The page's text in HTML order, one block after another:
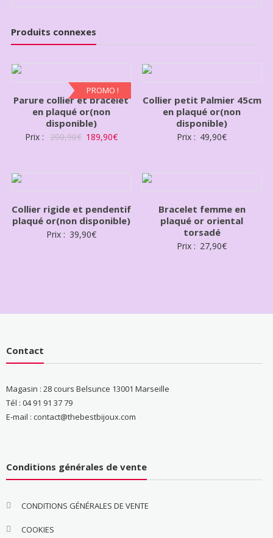
Produits connexes
PROMO !
Parure collier et bracelet
en plaqué or(non
disponible)
Prix : 200,90€ 189,90€
Collier petit Palmier 45cm
en plaqué or(non
disponible)
Prix : 49,90€
Collier rigide et pendentif
plaqué or(non disponible)
Prix : 39,90€
Bracelet femme en
plaqué or oriental
torsadé
Prix : 27,90€
Contact
Magasin : 28 cours Belsunce 13001 Marseille
Tél : 04 91 91 37 79
E-mail : contact@thebestbijoux.com
Conditions générales de vente
CONDITIONS GÉNÉRALES DE VENTE
COOKIES